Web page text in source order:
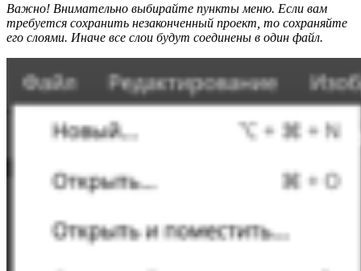
Важно! Внимательно выбирайте пункты меню. Если вам
требуется сохранить незаконченный проект, то сохраняйте
его слоями. Иначе все слои будут соединены в один файл.